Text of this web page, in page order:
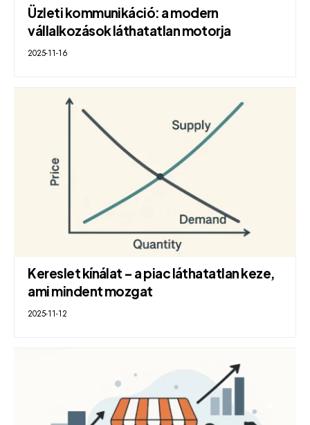
Üzleti kommunikáció: a modern
vállalkozások láthatatlan motorja
2025-11-16
Kereslet kínálat – a piac láthatatlan keze,
ami mindent mozgat
2025-11-12